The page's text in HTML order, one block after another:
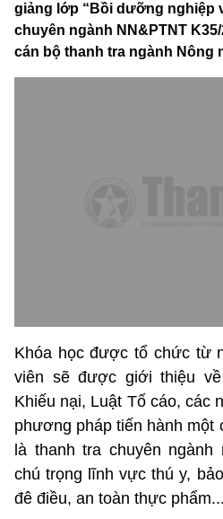
giảng lớp “Bồi dưỡng nghiệp
chuyên ngành NN&PTNT
cán bộ thanh tra ngành Nông
Khóa học được tổ chức từ
viên sẽ được giới thiệu
Khiếu nại, Luật Tố cáo, các
phương pháp tiến hành một
là thanh tra chuyên ngành
chú trọng lĩnh vực thú y,
đê điều, an toàn thực phẩm...